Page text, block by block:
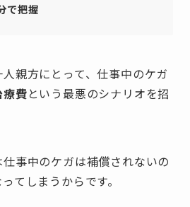
で把握
親方にとって、仕事中のケガ
費という最悪のシナリオを招
事中のケガは補償されないの
てしまうからです。